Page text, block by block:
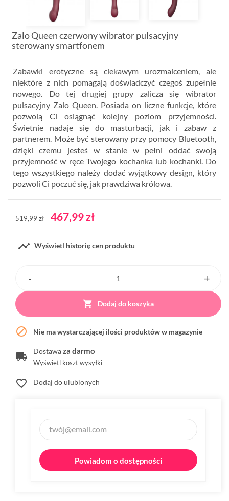
Zalo Queen czerwony wibrator pulsacyjny
sterowany smartfonem
Zabawki erotyczne są ciekawym urozmaiceniem, ale
niektóre z nich pomagają doświadczyć czegoś zupełnie
nowego. Do tej drugiej grupy zalicza się wibrator
pulsacyjny Zalo Queen. Posiada on liczne funkcje, które
pozwolą Ci osiągnąć kolejny poziom przyjemności.
Świetnie nadaje się do masturbacji, jak i zabaw z
partnerem. Może być sterowany przy pomocy Bluetooth,
dzięki czemu jesteś w stanie w pełni oddać swoją
przyjemność w ręce Twojego kochanka lub kochanki. Do
tego wszystkiego należy dodać wyjątkowy design, który
pozwoli Ci poczuć się, jak prawdziwa królowa.
519,99 zł 467,99 zł
 Wyświetl historię cen produktu
 Dodaj do koszyka
 Nie ma wystarczającej ilości produktów w magazynie
Dostawaza darmo
Wyświetl koszt wysyłki
favorite_border Dodaj do ulubionych
Powiadom o dostępności